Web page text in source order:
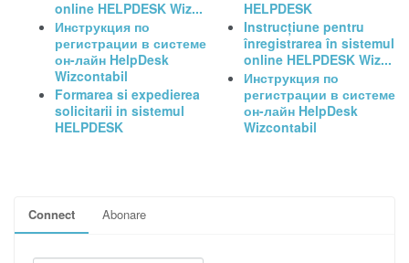
Connect Abonare
online HELPDESK Wiz...
Инструкция по
регистрации в системе
он-лайн HelpDesk
Wizcontabil
Formarea si expedierea
solicitarii in sistemul
HELPDESK
HELPDESK
Instrucțiune pentru
înregistrarea în sistemul
online HELPDESK Wiz...
Инструкция по
регистрации в системе
он-лайн HelpDesk
Wizcontabil